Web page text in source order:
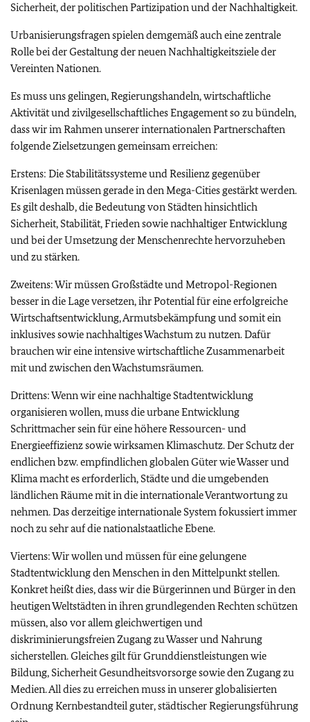
Sicherheit, der politischen Partizipation und der Nachhaltigkeit.
Urbanisierungsfragen spielen demgemäß auch eine zentrale
Rolle bei der Gestaltung der neuen Nachhaltigkeitsziele der
Vereinten Nationen.
Es muss uns gelingen, Regierungshandeln, wirtschaftliche
Aktivität und zivilgesellschaftliches Engagement so zu bündeln,
dass wir im Rahmen unserer internationalen Partnerschaften
folgende Zielsetzungen gemeinsam erreichen:
Erstens: Die Stabilitätssysteme und Resilienz gegenüber
Krisenlagen müssen gerade in den Mega-Cities gestärkt werden.
Es gilt deshalb, die Bedeutung von Städten hinsichtlich
Sicherheit, Stabilität, Frieden sowie nachhaltiger Entwicklung
und bei der Umsetzung der Menschenrechte hervorzuheben
und zu stärken.
Zweitens: Wir müssen Großstädte und Metropol-Regionen
besser in die Lage versetzen, ihr Potential für eine erfolgreiche
Wirtschaftsentwicklung, Armutsbekämpfung und somit ein
inklusives sowie nachhaltiges Wachstum zu nutzen. Dafür
brauchen wir eine intensive wirtschaftliche Zusammenarbeit
mit und zwischen den Wachstumsräumen.
Drittens: Wenn wir eine nachhaltige Stadtentwicklung
organisieren wollen, muss die urbane Entwicklung
Schrittmacher sein für eine höhere Ressourcen- und
Energieeffizienz sowie wirksamen Klimaschutz. Der Schutz der
endlichen bzw. empfindlichen globalen Güter wie Wasser und
Klima macht es erforderlich, Städte und die umgebenden
ländlichen Räume mit in die internationale Verantwortung zu
nehmen. Das derzeitige internationale System fokussiert immer
noch zu sehr auf die nationalstaatliche Ebene.
Viertens: Wir wollen und müssen für eine gelungene
Stadtentwicklung den Menschen in den Mittelpunkt stellen.
Konkret heißt dies, dass wir die Bürgerinnen und Bürger in den
heutigen Weltstädten in ihren grundlegenden Rechten schützen
müssen, also vor allem gleichwertigen und
diskriminierungsfreien Zugang zu Wasser und Nahrung
sicherstellen. Gleiches gilt für Grunddienstleistungen wie
Bildung, Sicherheit Gesundheitsvorsorge sowie den Zugang zu
Medien. All dies zu erreichen muss in unserer globalisierten
Ordnung Kernbestandteil guter, städtischer Regierungsführung